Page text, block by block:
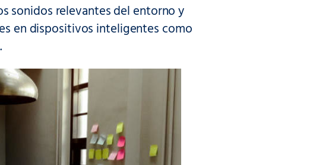
sonidos relevantes del entorno y
en dispositivos inteligentes como